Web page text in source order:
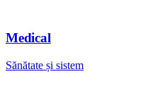
Medical
Sănătate și sistem